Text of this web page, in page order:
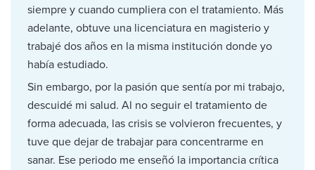
siempre y cuando cumpliera con el tratamiento. Más
adelante, obtuve una licenciatura en magisterio y
trabajé dos años en la misma institución donde yo
había estudiado.
Sin embargo, por la pasión que sentía por mi trabajo,
descuidé mi salud. Al no seguir el tratamiento de
forma adecuada, las crisis se volvieron frecuentes, y
tuve que dejar de trabajar para concentrarme en
sanar. Ese periodo me enseñó la importancia crítica